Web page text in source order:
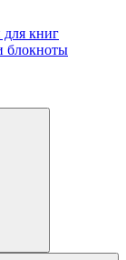
для книг
блокноты